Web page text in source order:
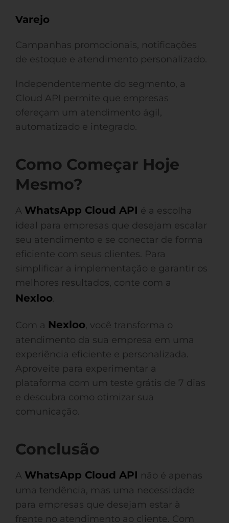
Varejo
Campanhas promocionais, notificações
de estoque e atendimento personalizado.
Independentemente do segmento, a
Cloud API permite que empresas
ofereçam um atendimento ágil,
automatizado e integrado.
Como Começar Hoje
Mesmo?
A WhatsApp Cloud API é a escolha
ideal para empresas que desejam escalar
seu atendimento e se conectar de forma
eficiente com seus clientes. Para
simplificar a implementação e garantir os
melhores resultados, conte com a
Nexloo.
Com a Nexloo, você transforma o
atendimento da sua empresa em uma
experiência eficiente e personalizada.
Aproveite para experimentar a
plataforma com um teste grátis de 7 dias
e descubra como otimizar sua
comunicação.
Conclusão
A WhatsApp Cloud API não é apenas
uma tendência, mas uma necessidade
para empresas que desejam estar à
frente no atendimento ao cliente. Com